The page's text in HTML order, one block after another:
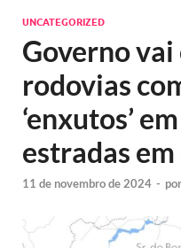
UNCATEGORIZED
Governo vai
rodovias
‘enxutos’
estradas
11 de novembro de 2024 - por